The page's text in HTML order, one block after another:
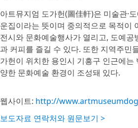
아트뮤지엄 도가헌(圖佳軒)은 미술관·
운집이라는 뜻이며 중의적으로 목적이
전시와 문화예술행사가 열리고, 도예
과 커피를 즐길 수 있다. 또한 지역주민
가헌이 위치한 용인시 기흥구 인근에
양한 문화예술 환경이 조성돼 있다.
웹사이트: http://
보도자료 연락처와 원문보기 >